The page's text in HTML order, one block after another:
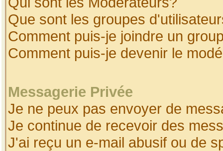
Que sont les groupes
Comment puis-je joindre un
Comment puis-je devenir le
Messagerie Privée
Je ne peux pas envoyer de
Je continue de recevoir des
J'ai reçu un e-mail abusif ou de